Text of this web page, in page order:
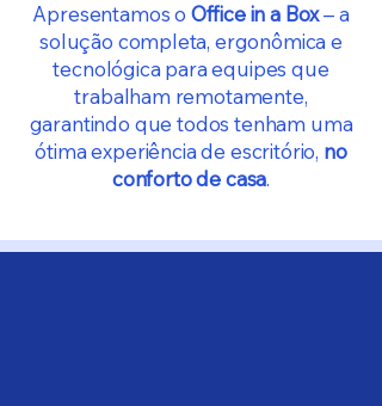
Apresentamos o Office in a Box– a
solução completa, ergonômica e
tecnológica para equipes que
trabalham remotamente,
garantindo que todos tenham uma
ótima experiência de escritório, no
conforto de casa.